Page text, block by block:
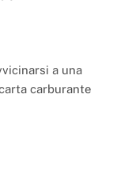
a una
carburante